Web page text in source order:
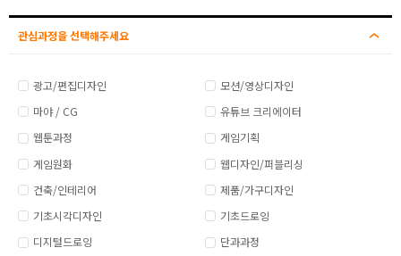
관심과정을 선택해주세요
광고/편집디자인
모션/영상디자인
마야 / CG
유튜브 크리에이터
웹툰과정
게임기획
게임원화
웹디자인/퍼블리싱
건축/인테리어
제품/가구디자인
기초시각디자인
기초드로잉
디지털드로잉
단과과정